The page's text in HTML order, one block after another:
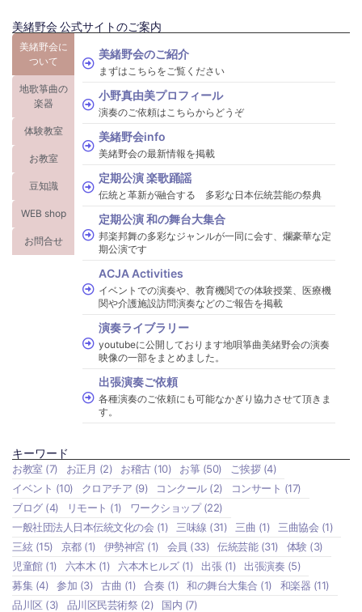
美緒野会 公式サイトのご案内
美緒野会に
ついて
地歌箏曲の
楽器
体験教室
お教室
豆知識
WEB shop
お問合せ
美緒野会のご紹介
まずはこちらをご覧ください
小野真由美プロフィール
演奏のご依頼はこちらからどうぞ
美緒野会info
美緒野会の最新情報を掲載
定期公演 楽歌踊謡
伝統と革新が融合する 多彩な日本伝統芸能の祭典
定期公演 和の舞台大集合
邦楽邦舞の多彩なジャンルが一同に会す、爛豪華な定
期公演です
ACJA Activities
イベントでの演奏や、教育機関での体験授業、医療機
関や介護施設訪問演奏などのご報告を掲載
演奏ライブラリー
youtubeに公開しております地唄箏曲美緒野会の演奏
映像の一部をまとめました。
出張演奏ご依頼
各種演奏のご依頼にも可能なかぎり協力させて頂きま
す。
キーワード
お教室 (7) お正月 (2) お稽古(10) お箏(50) ご挨拶(4)
イベント (10) クロアチア (9) コンクール(2) コンサート (17)
ブログ(4) リモート (1) ワークショップ(22)
一般社団法人日本伝統文化の会 (1) 三味線 (31) 三曲 (1) 三曲協会 (1)
三絃(15) 京都(1) 伊勢神宮(1) 会員 (33) 伝統芸能(31) 体験(3)
児童館(1) 六本木 (1) 六本木ヒルズ(1) 出張(1) 出張演奏 (5)
募集 (4) 参加 (3) 古曲 (1) 合奏 (1) 和の舞台大集合 (1) 和楽器 (11)
品川区 (3) 品川区民芸術祭 (2) 国内 (7)